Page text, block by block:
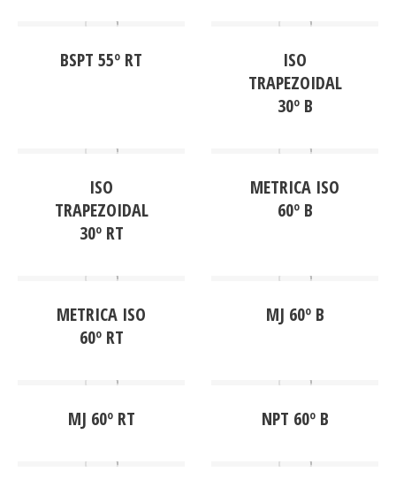
BSPT 55º RT
ISO
TRAPEZOIDAL
30º B
ISO
TRAPEZOIDAL
30º RT
METRICA ISO
60º B
METRICA ISO
60º RT
MJ 60º B
MJ 60º RT NPT 60º B